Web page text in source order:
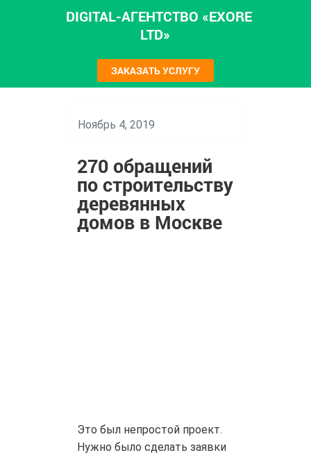
DIGITAL-АГЕНТСТВО «EXORE
LTD»
ЗАКАЗАТЬ УСЛУГУ
Ноябрь 4, 2019
270 обращений
по строительству
деревянных
домов в Москве
Это был непростой проект.
Нужно было сделать заявки